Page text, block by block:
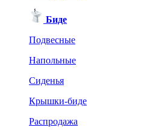
Биде
Подвесные
Напольные
Сиденья
Крышки-биде
Распродажа